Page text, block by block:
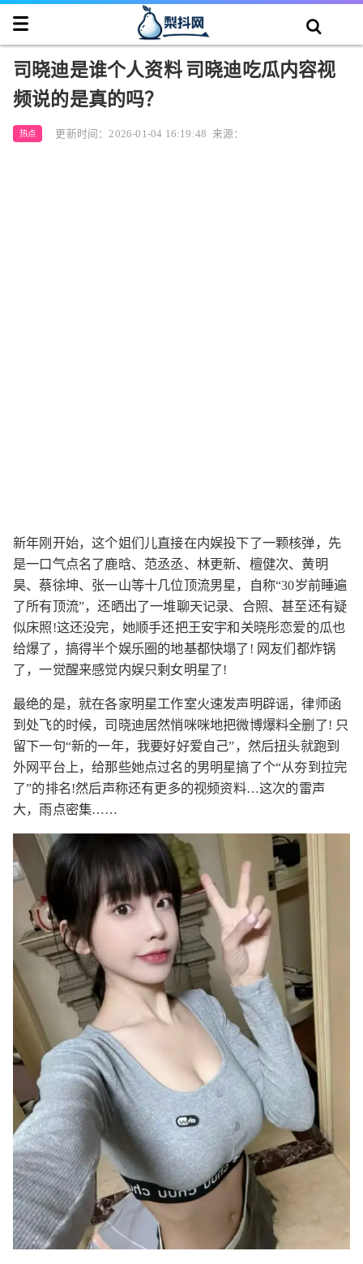
司晓迪是谁个人资料 司晓迪吃瓜内容视
频说的是真的吗？
热点 更新时间：2026-01-04 16:19:48 来源：
新年刚开始，这个姐们儿直接在内娱投下了一颗核弹，先
是一口气点名了鹿晗、范丞丞、林更新、檀健次、黄明
昊、蔡徐坤、张一山等十几位顶流男星，自称“30岁前睡遍
了所有顶流”，还晒出了一堆聊天记录、合照、甚至还有疑
似床照!这还没完，她顺手还把王安宇和关晓彤恋爱的瓜也
给爆了，搞得半个娱乐圈的地基都快塌了! 网友们都炸锅
了，一觉醒来感觉内娱只剩女明星了!
最绝的是，就在各家明星工作室火速发声明辟谣，律师函
到处飞的时候，司晓迪居然悄咪咪地把微博爆料全删了! 只
留下一句“新的一年，我要好好爱自己”，然后扭头就跑到
外网平台上，给那些她点过名的男明星搞了个“从夯到拉完
了”的排名!然后声称还有更多的视频资料…这次的雷声
大，雨点密集……